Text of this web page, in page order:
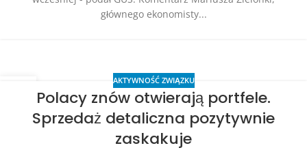
głównego ekonomisty...
AKTYWNOŚĆ ZWIĄZKU
Polacy znów otwierają portfele.
Sprzedaż detaliczna pozytywnie
zaskakuje